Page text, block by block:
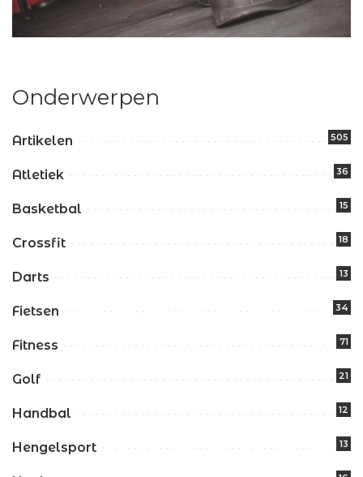
Onderwerpen
Artikelen 505
Atletiek 36
Basketbal 15
Crossfit 18
Darts 13
Fietsen 34
Fitness 71
Golf 21
Handbal 12
Hengelsport 13